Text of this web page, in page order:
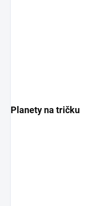
Planety na tričku